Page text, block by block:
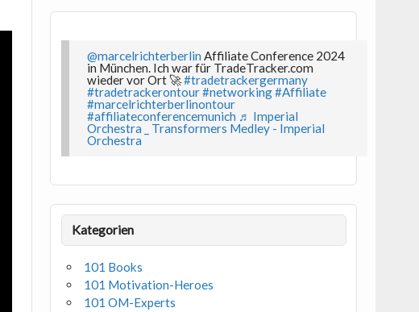
@marcelrichterberlin Affiliate Conference 2024
in München. Ich war für TradeTracker.com
wieder vor Ort 🚀#tradetrackergermany
#tradetrackerontour#networking#Affiliate
#marcelrichterberlinontour
#affiliateconferencemunich ♬ Imperial
Orchestra _ Transformers Medley - Imperial
Orchestra
Kategorien
101 Books
101 Motivation-Heroes
101 OM-Experts